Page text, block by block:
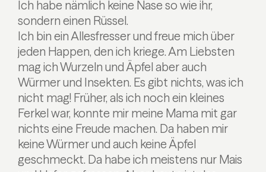
Ich habe nämlich keine Nase so wie ihr,
sondern einen Rüssel.
Ich bin ein Allesfresser und freue mich über
jeden Happen, den ich kriege. Am Liebsten
mag ich Wurzeln und Äpfel aber auch
Würmer und Insekten. Es gibt nichts, was ich
nicht mag! Früher, als ich noch ein kleines
Ferkel war, konnte mir meine Mama mit gar
nichts eine Freude machen. Da haben mir
keine Würmer und auch keine Äpfel
geschmeckt. Da habe ich meistens nur Mais